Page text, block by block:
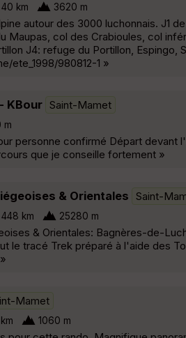
40 km 3620 m
autour des 3000 luchonnais. J1
Maupas, col des Crabioules, col
J4: refuge du Portillon, Espingo,
ete_1998/980812-1 »
KBour Saint-Mamet
m
personne confirmé Départ
que je conseille fortement »
& Orientales Saint-
448 km 25280 m
& Orientales: Bagnères-de-
le tracé Trek préparé à l'aide des
Mamet
km 1060 m